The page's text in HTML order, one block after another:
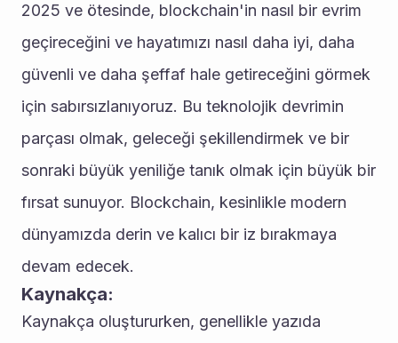
2025 ve ötesinde, blockchain'in nasıl bir evrim
geçireceğini ve hayatımızı nasıl daha iyi, daha
güvenli ve daha şeffaf hale getireceğini görmek
için sabırsızlanıyoruz. Bu teknolojik devrimin
parçası olmak, geleceği şekillendirmek ve bir
sonraki büyük yeniliğe tanık olmak için büyük bir
fırsat sunuyor. Blockchain, kesinlikle modern
dünyamızda derin ve kalıcı bir iz bırakmaya
devam edecek.
Kaynakça:
Kaynakça oluştururken, genellikle yazıda